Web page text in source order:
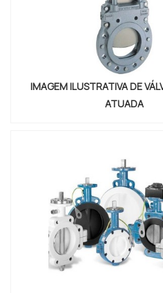
IMAGEM ILUSTRATIVA DE
ATUADA